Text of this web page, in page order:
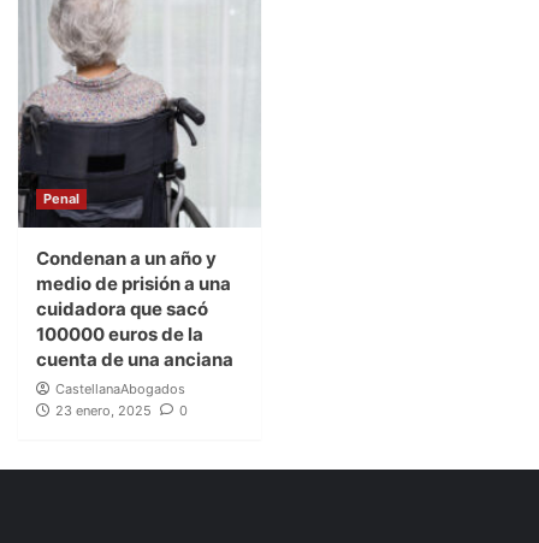
Penal
Condenan a un año y
medio de prisión a una
cuidadora que sacó
100000 euros de la
cuenta de una anciana
CastellanaAbogados
23 enero, 2025
0